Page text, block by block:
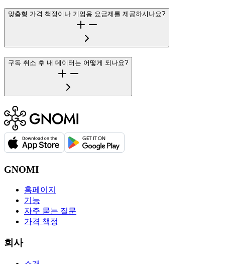
맞춤형 가격 책정이나 기업용 요금제를 제공하시나요?
구독 취소 후 내 데이터는 어떻게 되나요?
GNOMI
홈페이지
기능
자주 묻는 질문
가격 책정
회사